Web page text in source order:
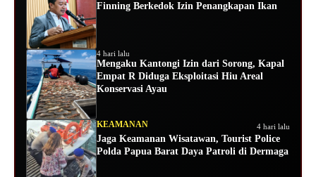
Finning Berkedok Izin Penangkapan Ikan
4 hari lalu
Mengaku Kantongi Izin dari Sorong, Kapal
Empat R Diduga Eksploitasi Hiu Areal
Konservasi Ayau
KEAMANAN 4 hari lalu
Jaga Keamanan Wisatawan, Tourist Police
Polda Papua Barat Daya Patroli di Dermaga